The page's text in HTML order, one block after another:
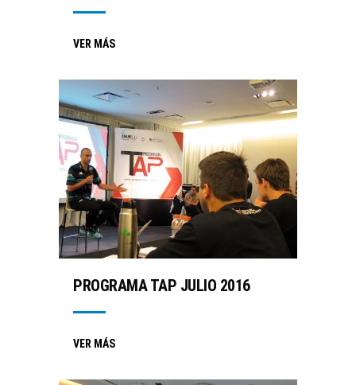
VER MÁS
PROGRAMA TAP JULIO 2016
VER MÁS